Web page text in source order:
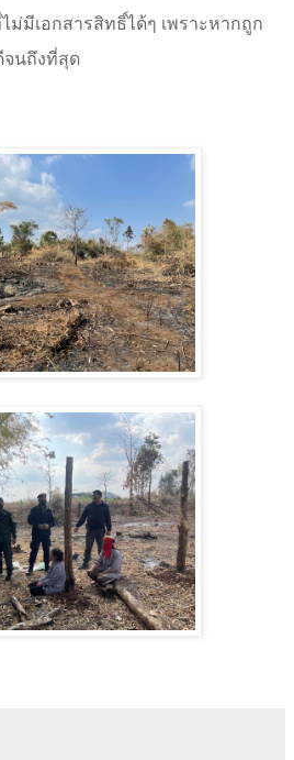
มีเอกสารสิทธิ์ได้ๆ เพราะหากถูก
จนถึงที่สุด